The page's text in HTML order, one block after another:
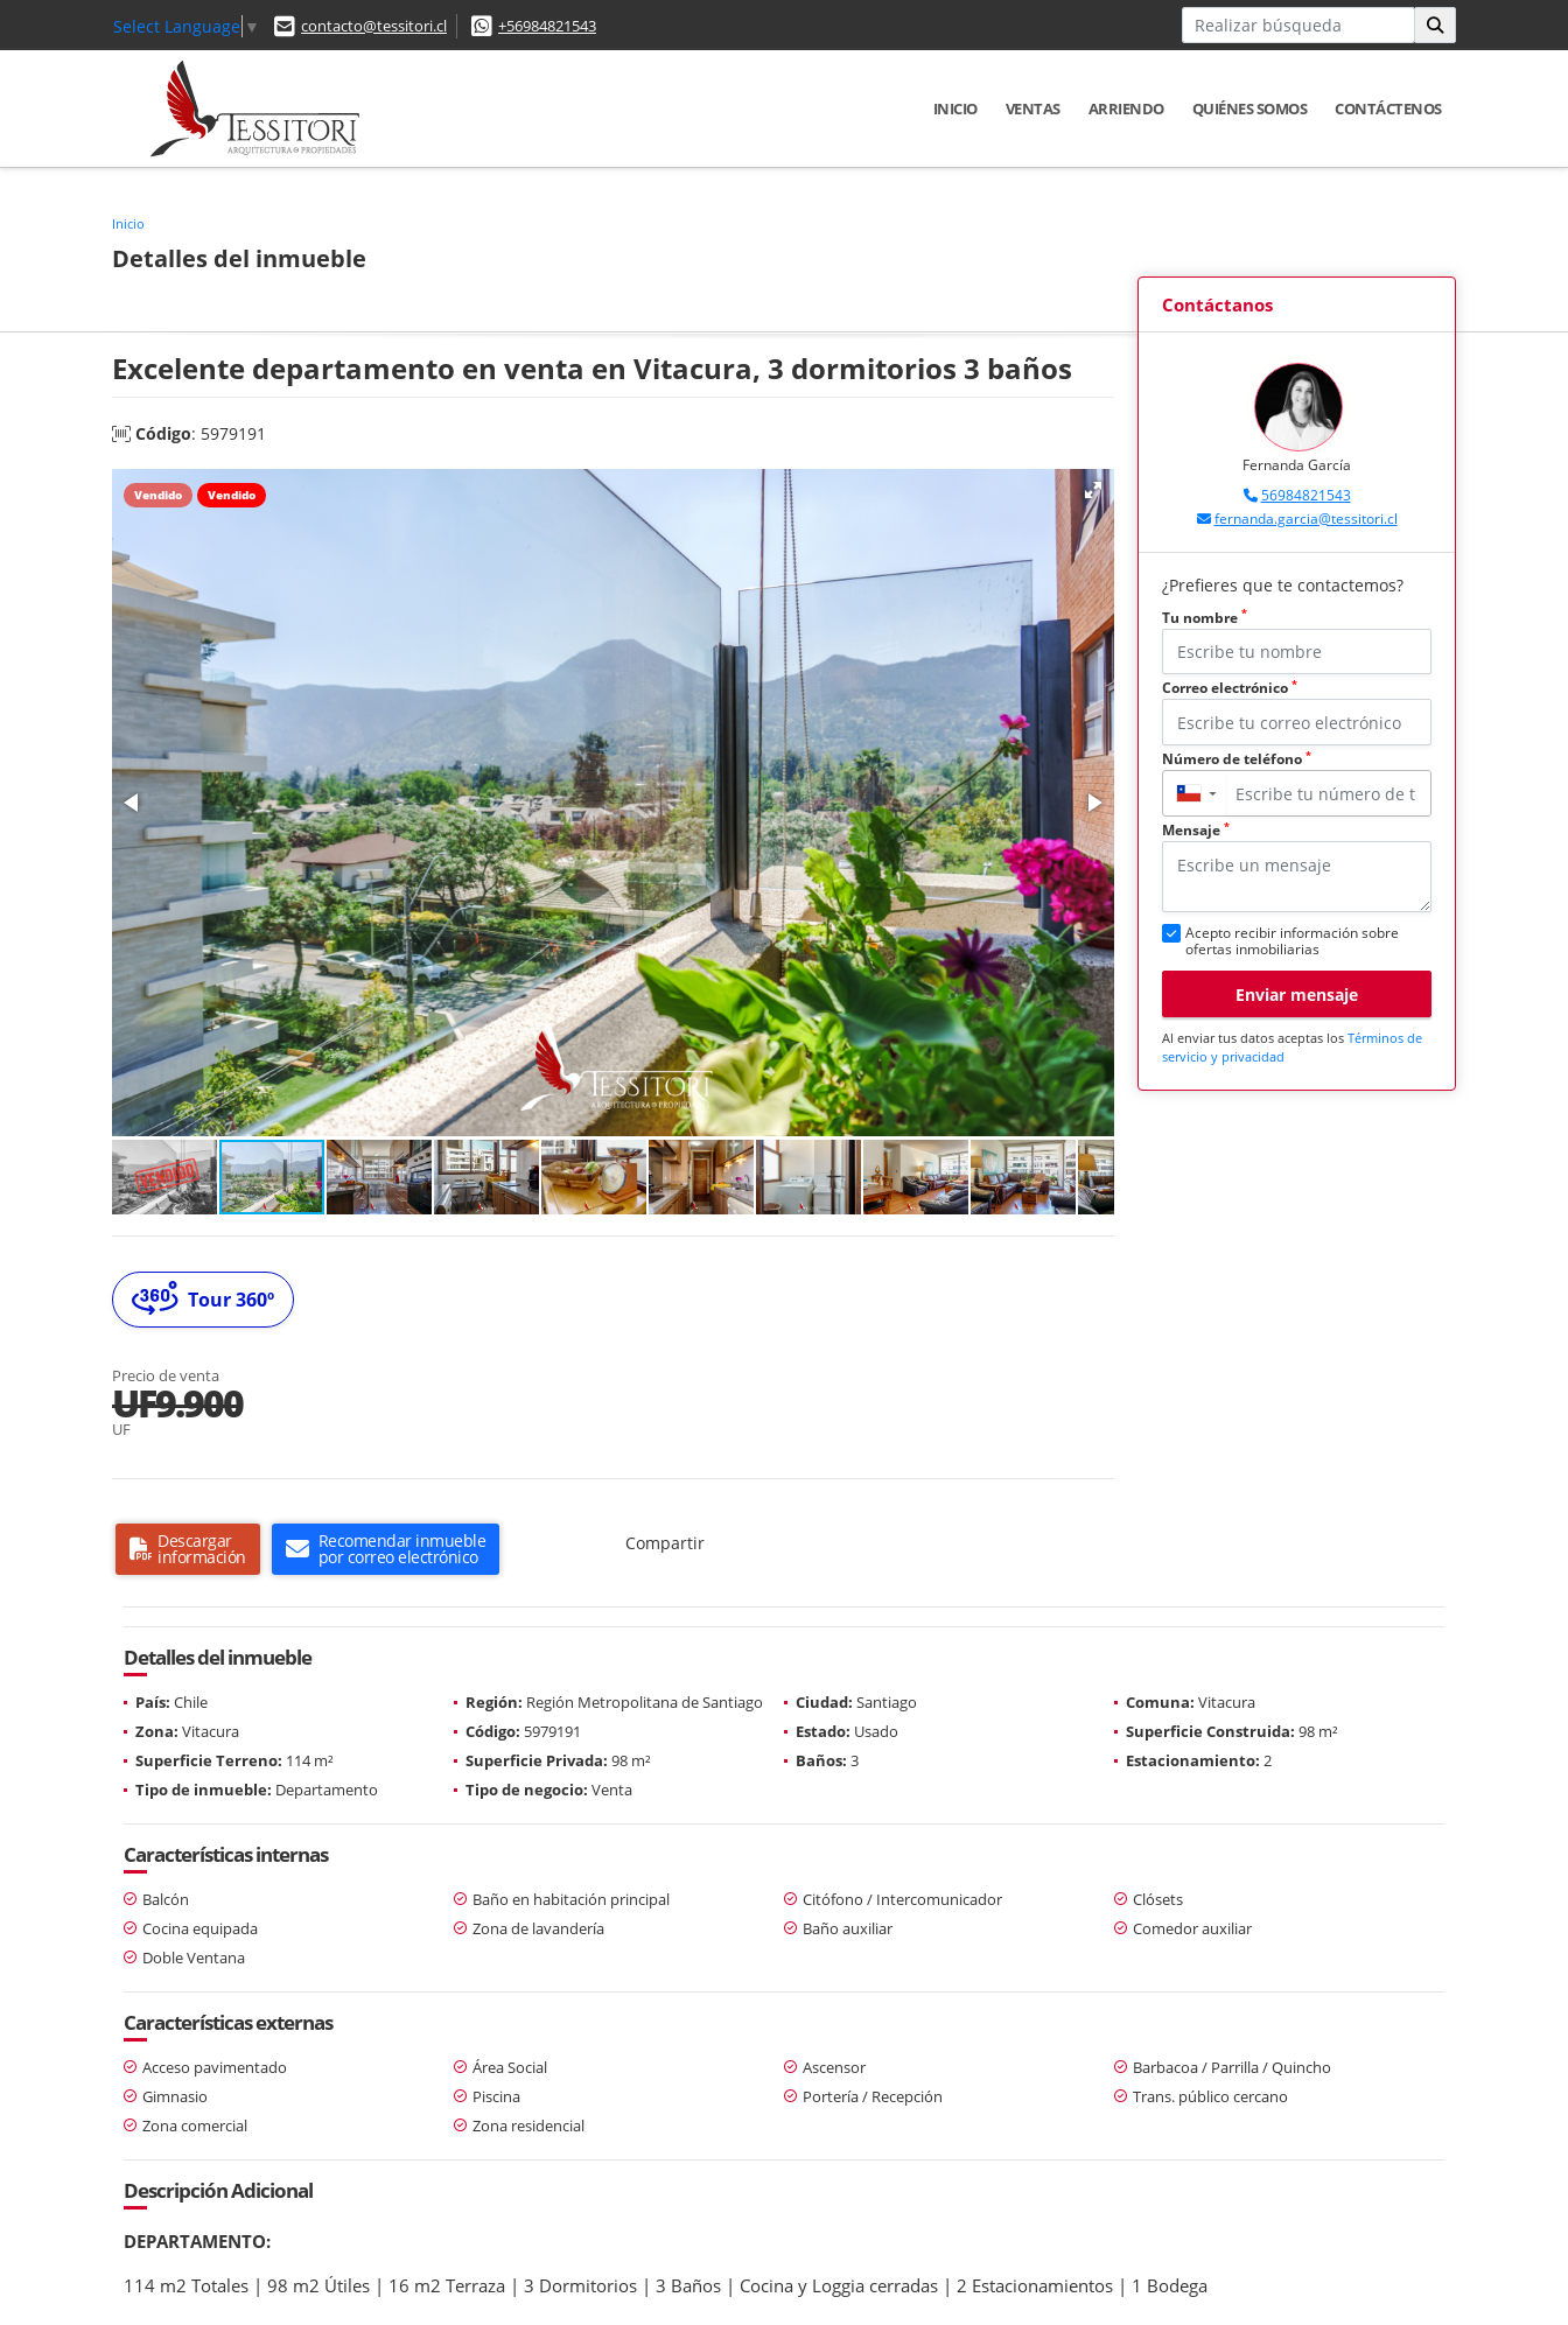
Select Language ▼ contacto@tessitori.cl +56984821543
INICIO VENTAS ARRIENDO QUIÉNES SOMOS CONTÁCTENOS
Inicio
Detalles del inmueble
Excelente departamento en venta en Vitacura, 3 dormitorios 3 baños
Código: 5979191
Vendido Vendido
Tour 360º
Precio de venta
UF9.900
UF
Descargar
información
Recomendar inmueble
por correo electrónico
Compartir
Contáctanos
Fernanda García
56984821543
fernanda.garcia@tessitori.cl
¿Prefieres que te contactemos?
Tu nombre *
Correo electrónico *
Número de teléfono *
▼
Mensaje *
Acepto recibir información sobre
ofertas inmobiliarias
Enviar mensaje
Al enviar tus datos aceptas los Términos de
servicio y privacidad
Detalles del inmueble
País: Chile Región: Región Metropolitana de Santiago Ciudad: Santiago Comuna: Vitacura
Zona: Vitacura Código: 5979191 Estado: Usado Superficie Construida: 98 m²
Superficie Terreno: 114 m² Superficie Privada: 98 m² Baños: 3 Estacionamiento: 2
Tipo de inmueble: Departamento Tipo de negocio: Venta
Características internas
Balcón Baño en habitación principal Citófono / Intercomunicador
Clósets
Cocina equipada
Zona de lavandería Baño auxiliar
Comedor auxiliar
Doble Ventana
Características externas
Acceso pavimentado Área Social Ascensor
Barbacoa / Parrilla / Quincho
Gimnasio
Piscina Portería / Recepción
Trans. público cercano
Zona comercial
Zona residencial
Descripción Adicional
DEPARTAMENTO:
114 m2 Totales | 98 m2 Útiles | 16 m2 Terraza | 3 Dormitorios | 3 Baños | Cocina y Loggia cerradas | 2 Estacionamientos | 1 Bodega